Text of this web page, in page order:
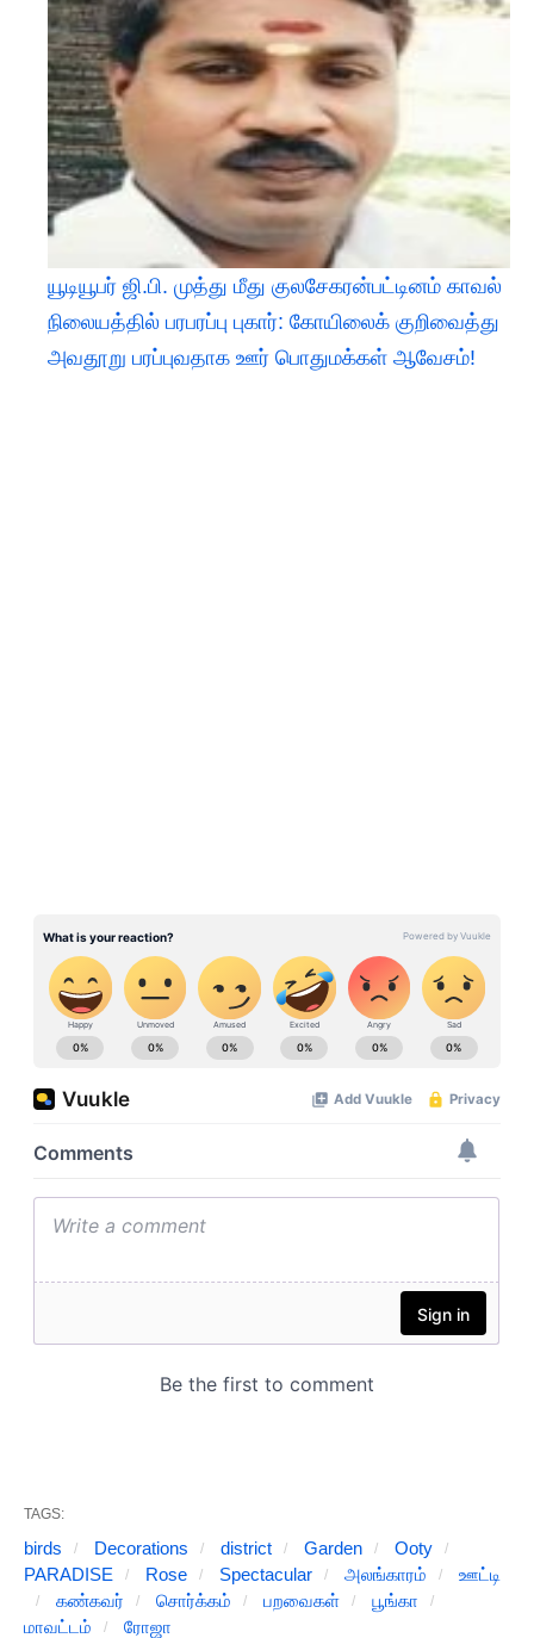
யூடியூபர் ஜி.பி. முத்து மீது குலசேகரன்பட்டினம் காவல்
நிலையத்தில் பரபரப்பு புகார்: கோயிலைக் குறிவைத்து
அவதூறு பரப்புவதாக ஊர் பொதுமக்கள் ஆவேசம்!
TAGS:
birds Decorations district Garden
Ooty
PARADISE
Rose Spectacular அலங்காரம்
ஊட்டி
கண்கவர்
சொர்க்கம் பறவைகள்
பூங்கா
மாவட்டம்
ரோஜா